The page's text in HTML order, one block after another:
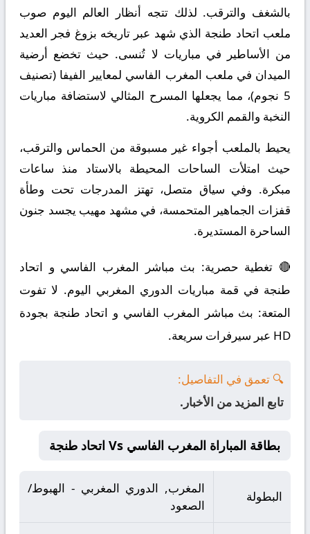
بالشغف والترقب. لذلك تتجه أنظار العالم اليوم صوب
ملعب اتحاد طنجة الذي شهد عبر تاريخه بزوغ فجر العديد
من الأساطير في مباريات لا تُنسى. حيث تخضع أرضية
الميدان في ملعب المغرب الفاسي لمعايير الفيفا (تصنيف
5 نجوم)، مما يجعلها المسرح المثالي لاستضافة مباريات
النخبة والقمم الكروية.
يحيط بالملعب أجواء غير مسبوقة من الحماس والترقب،
حيث امتلأت الساحات المحيطة بالاستاد منذ ساعات
مبكرة. وفي سياق متصل، تهتز المدرجات تحت وطأة
قفزات الجماهير المتحمسة، في مشهد مهيب يجسد جنون
الساحرة المستديرة.
🔴 تغطية حصرية: بث مباشر المغرب الفاسي و اتحاد
طنجة في قمة مباريات الدوري المغربي اليوم. لا تفوت
المتعة: بث مباشر المغرب الفاسي و اتحاد طنجة بجودة
HD عبر سيرفرات سريعة.
🔍 تعمق في التفاصيل:
تابع المزيد من الأخبار.
بطاقة المباراة المغرب الفاسي Vs اتحاد طنجة
البطولة
المغرب, الدوري المغربي - الهبوط/
الصعود